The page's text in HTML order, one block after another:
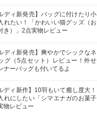
ディ新発売】バッグに付けたり小
れたい！「かわいい猫グッズ（お
き）」2点実物レビュー
ディ新発売】爽やかでシックなネ
グ（5点セット）レビュー！外せ
ナーバッグも付いてるよ
ディ新作】10羽もいて癒し度大！
れにしたい「シマエナガのお菓子
物レビュー